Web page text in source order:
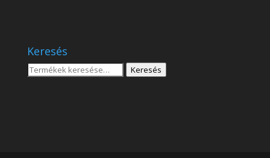
Keresés
Keresés
Keresés